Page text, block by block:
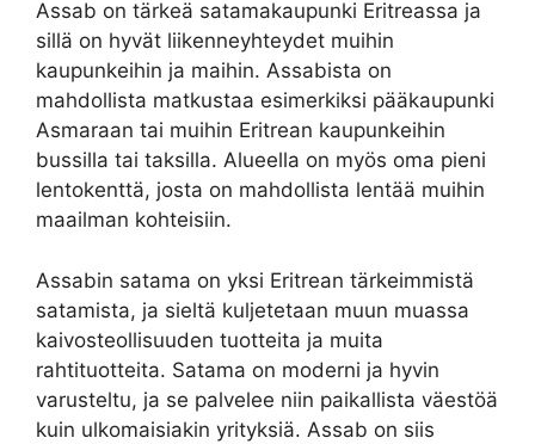
Assab on tärkeä satamakaupunki Eritreassa ja
sillä on hyvät liikenneyhteydet muihin
kaupunkeihin ja maihin. Assabista on
mahdollista matkustaa esimerkiksi pääkaupunki
Asmaraan tai muihin Eritrean kaupunkeihin
bussilla tai taksilla. Alueella on myös oma pieni
lentokenttä, josta on mahdollista lentää muihin
maailman kohteisiin.
Assabin satama on yksi Eritrean tärkeimmistä
satamista, ja sieltä kuljetetaan muun muassa
kaivosteollisuuden tuotteita ja muita
rahtituotteita. Satama on moderni ja hyvin
varusteltu, ja se palvelee niin paikallista väestöä
kuin ulkomaisiakin yrityksiä. Assab on siis